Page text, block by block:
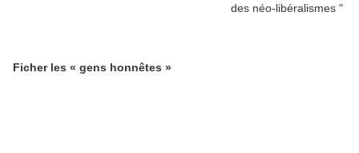
Ficher les « gens honnêtes »